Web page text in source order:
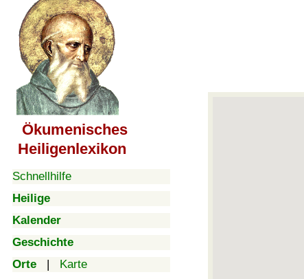
Ökumenisches
Heiligenlexikon
Schnellhilfe
Heilige
Kalender
Geschichte
Orte | Karte